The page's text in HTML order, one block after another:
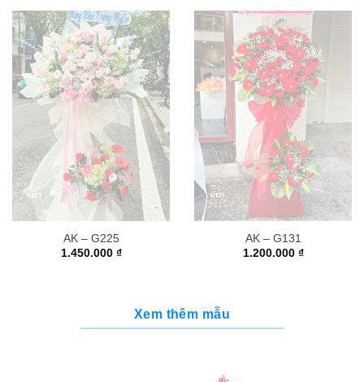
AK – G225
1.450.000 ₫
AK – G131
1.200.000 ₫
Xem thêm mẫu